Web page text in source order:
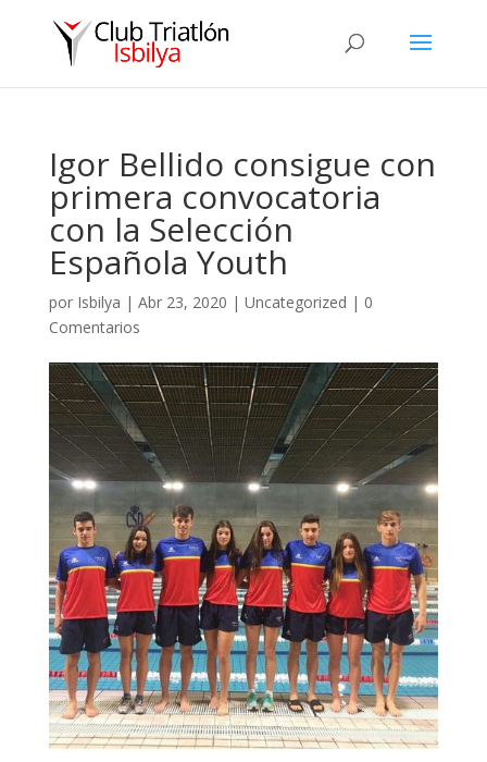
Igor Bellido consigue con
primera convocatoria
con la Selección
Española Youth
por Isbilya | Abr 23, 2020 | Uncategorized | 0
Comentarios